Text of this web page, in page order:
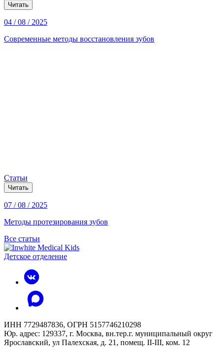
Читать
04 / 08 / 2025
Современные методы восстановления зубов
Статьи
Читать
07 / 08 / 2025
Методы протезирования зубов
Все статьи
Детское отделение
ИНН 7729487836, ОГРН 5157746210298
Юр. адрес: 129337, г. Москва, вн.тер.г. муниципальный округ
Ярославский, ул Палехская, д. 21, помещ. II-III, ком. 12